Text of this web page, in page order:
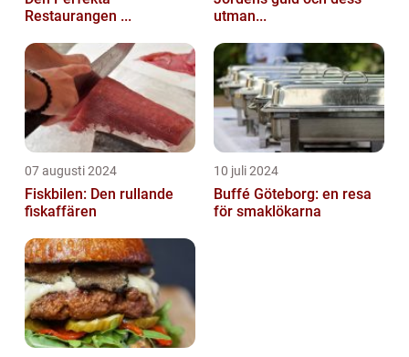
Restaurangen ...
utman...
07 augusti 2024
Fiskbilen: Den rullande
fiskaffären
10 juli 2024
Buffé Göteborg: en resa
för smaklökarna